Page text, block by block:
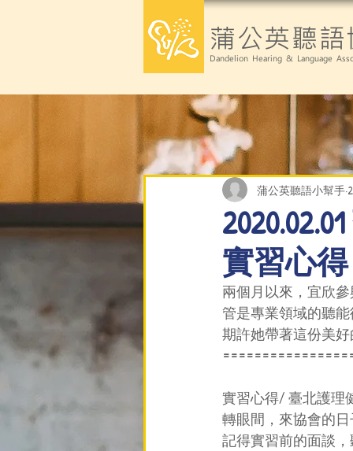
蒲公英聽語
Dandelion Hearing & Language
實習心得
蒲公英聽語小幫手
兩個月以來，宜欣
管是專業領域的聽
期許她帶著這份美好
實習心得/ 臺北護理
轉眼間，來協會的
記得實習前的面談